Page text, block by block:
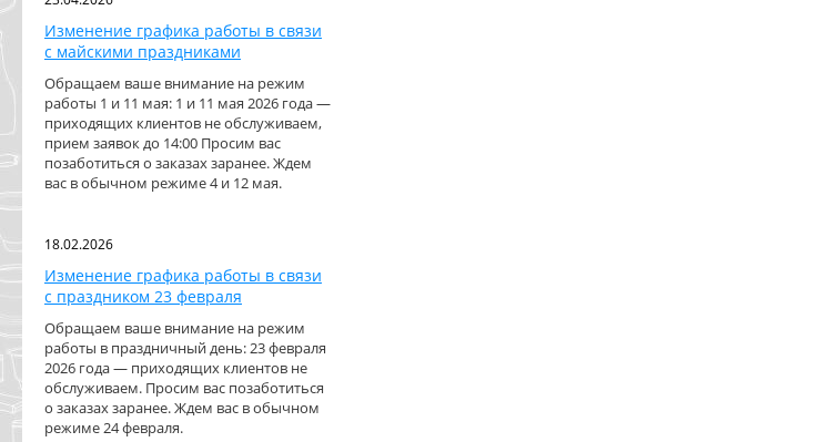
Изменение графика работы в связи
с майскими праздниками
Обращаем ваше внимание на режим
работы 1 и 11 мая: 1 и 11 мая 2026 года —
приходящих клиентов не обслуживаем,
прием заявок до 14:00 Просим вас
позаботиться о заказах заранее. Ждем
вас в обычном режиме 4 и 12 мая.
18.02.2026
Изменение графика работы в связи
с праздником 23 февраля
Обращаем ваше внимание на режим
работы в праздничный день: 23 февраля
2026 года — приходящих клиентов не
обслуживаем. Просим вас позаботиться
о заказах заранее. Ждем вас в обычном
режиме 24 февраля.